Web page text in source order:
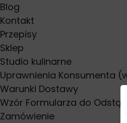
Blog
Kontakt
Przepisy
Sklep
Studio kulinarne
Uprawnienia Konsumenta
Warunki Dostawy
Wzór Formularza do
Zamówienie